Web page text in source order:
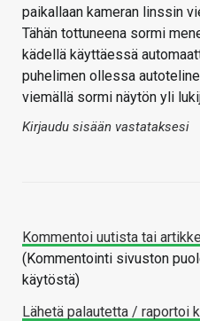
paikallaan kameran linssin
Tähän tottuneena sormi
kädellä käyttäessä
puhelimen ollessa
viemällä sormi näytön yli
Kirjaudu sisään vastataksesi
Kommentoi uutista tai
(Kommentointi sivuston
käytöstä)
Lähetä palautetta / raportoi